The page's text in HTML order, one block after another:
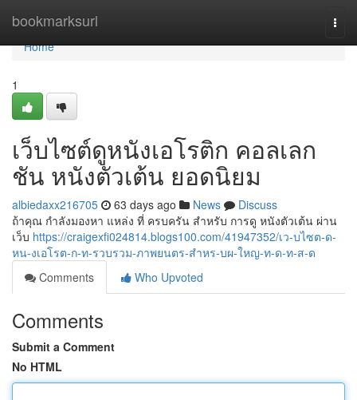
bookmarksurl
Home
Home
1
เว็บไซต์ดูหนังเอโรติก คอลเลก
ชัน หนังตัวเต้น ยอดนิยม
albiedaxx216705 63 days ago News
Discuss
ถ้าคุณ กำลังมองหา แหล่ง ที่ ครบครัน สำหรับ การดู หนังตัวเต้น ผ่าน
เว็บ https://craigexfi024814.blogs100.com/41947352/เว-บไซต-ด-
หน-งเอโรต-ก-ท-รวบรวม-ภาพยนตร-สำหร-บผ-ใหญ-ท-ด-ท-ส-ด
Comments
Who Upvoted
Comments
Submit a Comment
No HTML